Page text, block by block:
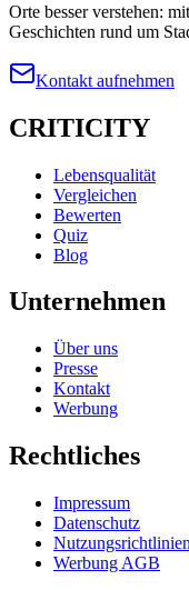
Orte besser verstehen:
Geschichten rund um
Kontakt aufnehmen
CRITICITY
Lebensqualität
Vergleichen
Bewerten
Quiz
Blog
Unternehmen
Über uns
Presse
Kontakt
Werbung
Rechtliches
Impressum
Datenschutz
Nutzungsrichtlinien
Werbung AGB